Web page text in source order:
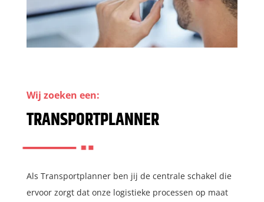
Wij zoeken een:
TRANSPORTPLANNER
Als Transportplanner ben jij de centrale schakel die
ervoor zorgt dat onze logistieke processen op maat